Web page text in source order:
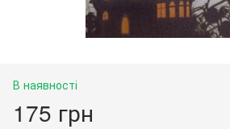
В наявності
175 грн